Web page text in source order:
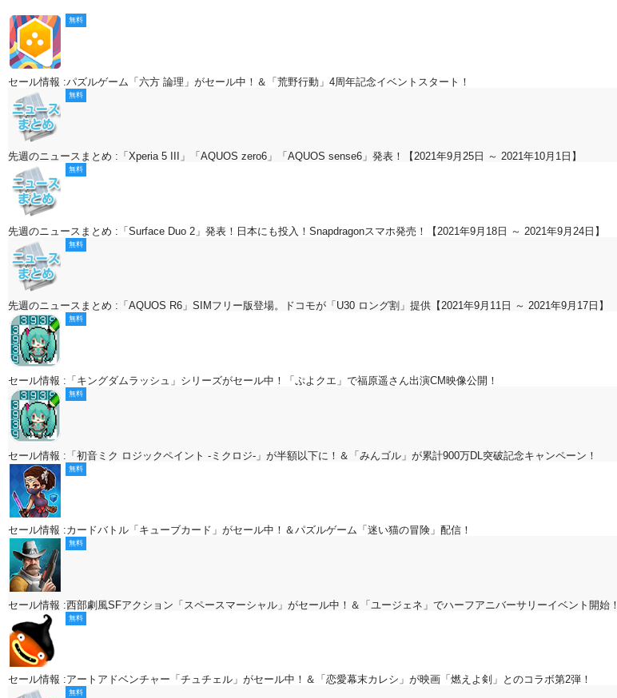
無料
セール情報 :パズルゲーム「六方 論理」がセール中！＆「荒野行動」4周年記念イベントスタート！
無料
先週のニュースまとめ :「Xperia 5 III」「AQUOS zero6」「AQUOS sense6」発表！【2021年9月25日 ～ 2021年10月1日】
無料
先週のニュースまとめ :「Surface Duo 2」発表！日本にも投入！Snapdragonスマホ発売！【2021年9月18日 ～ 2021年9月24日】
無料
先週のニュースまとめ :「AQUOS R6」SIMフリー版登場。ドコモが「U30 ロング割」提供【2021年9月11日 ～ 2021年9月17日】
無料
セール情報 :「キングダムラッシュ」シリーズがセール中！「ぷよクエ」で福原遥さん出演CM映像公開！
無料
セール情報 :「初音ミク ロジックペイント -ミクロジ-」が半額以下に！＆「みんゴル」が累計900万DL突破記念キャンペーン！
無料
セール情報 :カードバトル「キューブカード」がセール中！＆パズルゲーム「迷い猫の冒険」配信！
無料
セール情報 :西部劇風SFアクション「スペースマーシャル」がセール中！＆「ユージェネ」でハーフアニバーサリーイベント開始！
無料
セール情報 :アートアドベンチャー「チュチェル」がセール中！＆「恋愛幕末カレシ」が映画「燃えよ剣」とのコラボ第2弾！
無料